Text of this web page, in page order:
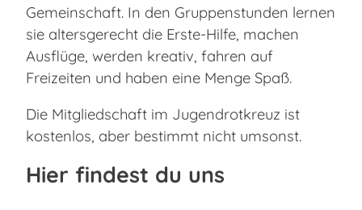
Gemeinschaft. In den Gruppenstunden lernen
sie altersgerecht die Erste-Hilfe, machen
Ausflüge, werden kreativ, fahren auf
Freizeiten und haben eine Menge Spaß.
Die Mitgliedschaft im Jugendrotkreuz ist
kostenlos, aber bestimmt nicht umsonst.
Hier findest du uns